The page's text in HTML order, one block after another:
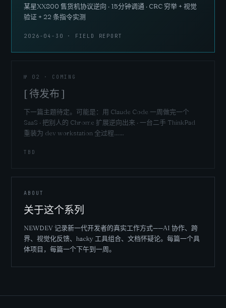
某星XX800 售货机协议逆向 · 15分钟调通 · CRC 穷举 + 视觉
验证 + 22 条指令实测
2026-04-30 · FIELD REPORT
№ 02 · COMING
[ 待发布 ]
下一篇主题待定。可能是：用 Claude Code 一周做完一个
SaaS · 把别人的 Chrome 扩展逆向出来 · 一台二手 ThinkPad
重装为 dev workstation 全过程……
TBD
ABOUT
关于这个系列
NEWDEV 记录新一代开发者的真实工作方式——AI 协作、跨
界、视觉化反馈、hacky 工具组合、文档怀疑论。每篇一个具
体项目，每篇一个下午到一周。